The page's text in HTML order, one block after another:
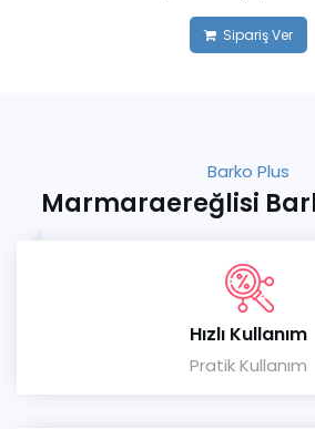
Sipariş Ver
Barko Plus
Marmaraereğlisi
Hızlı Kullanım
Pratik Kullanım